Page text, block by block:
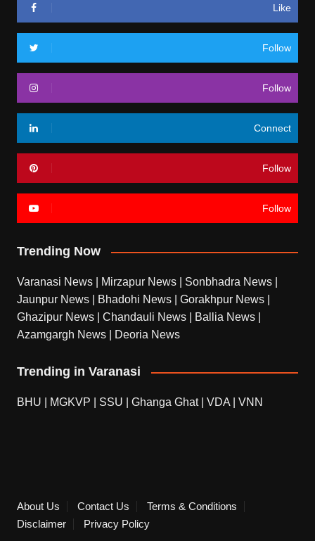
Like
Follow
Follow
Connect
Follow
Follow
Trending Now
Varanasi News Mirzapur News Sonbhadra News
Jaunpur News
Bhadohi News Gorakhpur News
Ghazipur News
Chandauli News Ballia News
Azamgargh News
Deoria News
Trending in Varanasi
BHU MGKVP SSU Ghanga Ghat| VDA VNN
About Us Contact Us
Terms & Conditions
Disclaimer
Privacy Policy